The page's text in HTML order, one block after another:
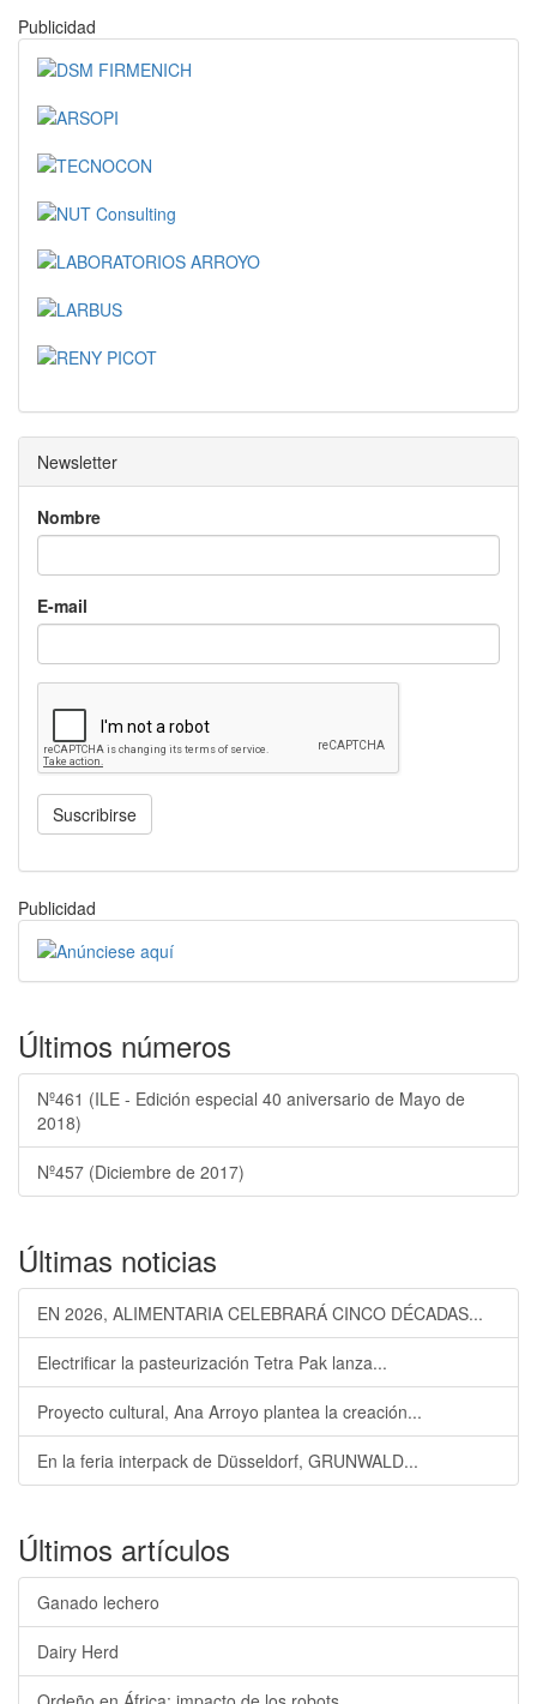
Publicidad
Newsletter
Nombre
E-mail
Suscribirse
Publicidad
Últimos números
Nº461 (ILE - Edición especial 40 aniversario de Mayo de
2018)
Nº457 (Diciembre de 2017)
Últimas noticias
EN 2026, ALIMENTARIA CELEBRARÁ CINCO DÉCADAS...
Electrificar la pasteurización Tetra Pak lanza...
Proyecto cultural, Ana Arroyo plantea la creación...
En la feria interpack de Düsseldorf, GRUNWALD...
Últimos artículos
Ganado lechero
Dairy Herd